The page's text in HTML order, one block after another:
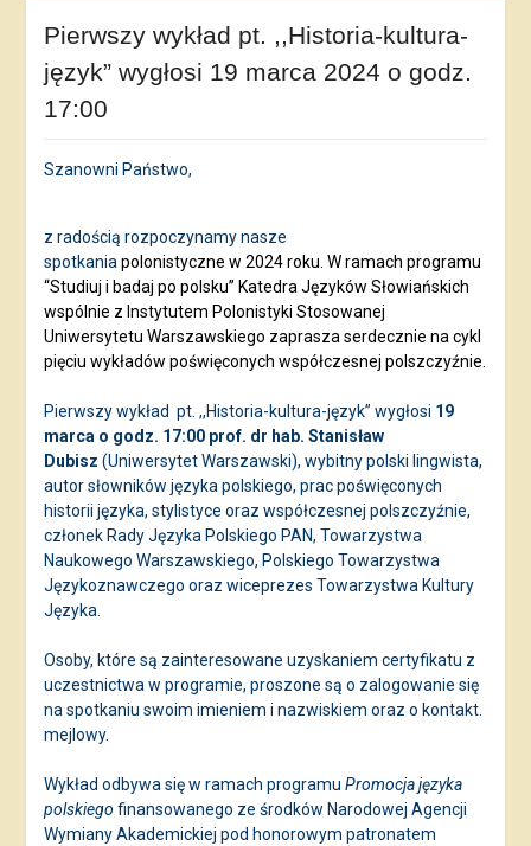
Pierwszy wykład pt. ,,Historia-kultura-
język” wygłosi 19 marca 2024 o godz.
17:00
Szanowni Państwo,
z radością rozpoczynamy nasze
spotkaniapolonistyczne w 2024 roku. W ramach programu
“Studiuj i badaj po polsku” Katedra Języków Słowiańskich
wspólnie z Instytutem Polonistyki Stosowanej
Uniwersytetu Warszawskiego zaprasza serdecznie na cykl
pięciu wykładów poświęconych współczesnej polszczyźnie.
Pierwszy wykład pt. ,,Historia-kultura-język” wygłosi 19
marca o godz. 17:00 prof. dr hab. Stanisław
Dubisz (Uniwersytet Warszawski), wybitny polski lingwista,
autor słowników języka polskiego, prac poświęconych
historii języka, stylistyce oraz współczesnej polszczyźnie,
członek Rady Języka Polskiego PAN, Towarzystwa
Naukowego Warszawskiego, Polskiego Towarzystwa
Językoznawczego oraz wiceprezes Towarzystwa Kultury
Języka.
Osoby, które są zainteresowane uzyskaniem certyfikatu z
uczestnictwa w programie, proszone są o zalogowanie się
na spotkaniu swoim imieniem i nazwiskiem oraz o kontakt.
mejlowy.
Wykład odbywa się w ramach programu Promocja języka
polskiego finansowanego ze środków Narodowej Agencji
Wymiany Akademickiej pod honorowym patronatem